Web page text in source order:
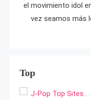
el movimiento idol
vez seamos más
Top